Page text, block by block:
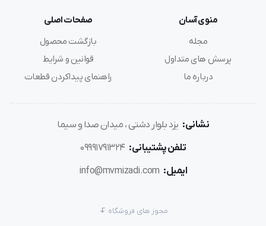
منوی آسان
مجله
پرسش های متداول
درباره ما
صفحات اصلی
بازگشت محصول
قوانین و شرایط
راهنمای پیداکردن قطعات
نشانی: یزد بلوار دشتی ، میدان صدا و سیما
تلفن پشتیبانی: 09991791324
ایمیل: info@mvmizadi.com
مجوز های فروشگاه